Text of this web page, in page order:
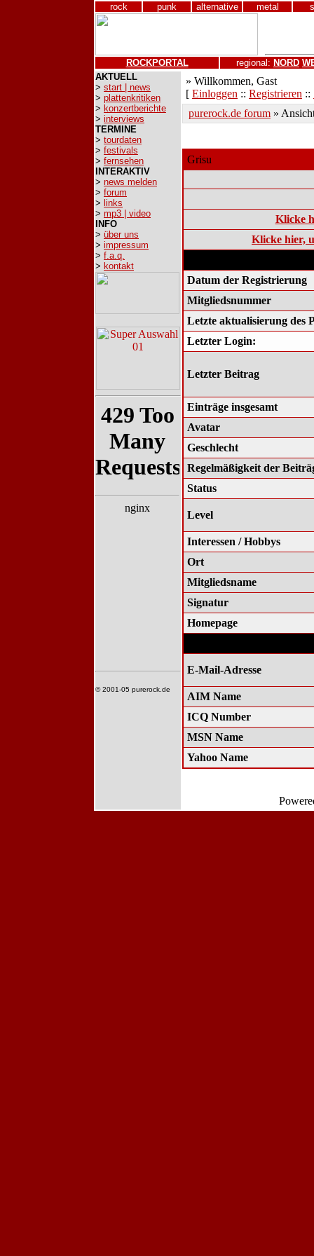
rock punk alternative metal
ROCKPORTAL regional: NORD
AKTUELL
> start | news
> plattenkritiken
> konzertberichte
> interviews
TERMINE
> tourdaten
> festivals
> fernsehen
INTERAKTIV
> news melden
> forum
> links
> mp3 | video
INFO
> über uns
> impressum
> f.a.q.
> kontakt
© 2001-05 purerock.de
» Willkommen, Gast
[ Einloggen :: Registrieren ::
purerock.de forum »
Grisu
Klicke
Klicke hier,
Datum der Registrierung
Mitgliedsnummer
Letzte aktualisierung des
Letzter Login:
Letzter Beitrag
Einträge insgesamt
Avatar
Geschlecht
Regelmäßigkeit der
Status
Level
Interessen / Hobbys
Ort
Mitgliedsname
Signatur
Homepage
E-Mail-Adresse
AIM Name
ICQ Number
MSN Name
Yahoo Name